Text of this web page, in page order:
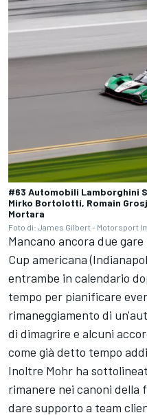
#63 Automobili Lamborghini
Mirko Bortolotti, Romain
Mortara
Foto di: James Gilbert - Motorsport
Mancano ancora due
Cup americana
entrambe in calendario
tempo per pianificare
rimaneggiamento di
di dimagrire e alcuni
come già detto tempo
Inoltre Mohr ha
rimanere nei canoni della
dare supporto a team